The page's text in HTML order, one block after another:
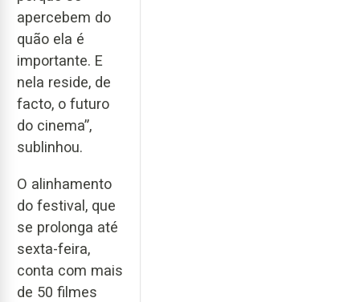
apercebem do
quão ela é
importante. E
nela reside, de
facto, o futuro
do cinema”,
sublinhou.
O alinhamento
do festival, que
se prolonga até
sexta-feira,
conta com mais
de 50 filmes